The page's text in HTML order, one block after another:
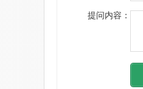
提问内容：